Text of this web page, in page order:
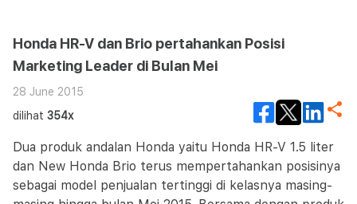
Honda HR-V dan Brio pertahankan Posisi
Marketing Leader di Bulan Mei
28 June 2015
dilihat 354x
Dua produk andalan Honda yaitu Honda HR-V 1.5 liter
dan New Honda Brio terus mempertahankan posisinya
sebagai model penjualan tertinggi di kelasnya masing-